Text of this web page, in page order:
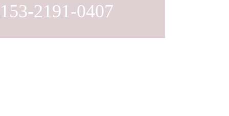
153-2191-0407